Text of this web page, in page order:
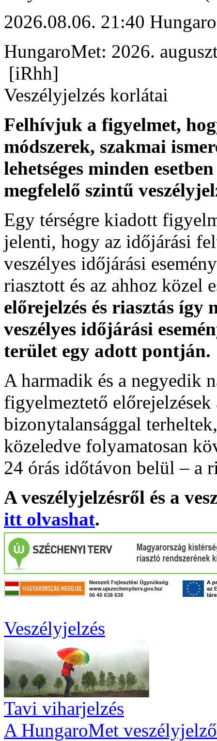
2026.08.06. 21:40
HungaroMet: 2026.
[iRhh]
Veszélyjelzés korlátai
Felhívjuk a figyelmet,
módszerek, szakmai
lehetséges minden
megfelelő szintű
Egy térségre kiadott
jelenti, hogy az időjárási
veszélyes időjárási
riasztott és az ahhoz közel
előrejelzés és riasztás
veszélyes időjárási
terület egy adott pontján.
A harmadik és a negyedik
figyelmeztető
bizonytalansággal
közeledve folyamatosan
24 órás időtávon belül – a
A veszélyjelzésről és a
itt olvashat.
Veszélyjelzés
Tavi viharjelzés
A HungaroMet